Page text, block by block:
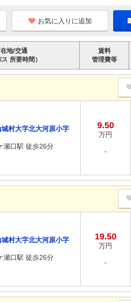
お気に入りに追加
地/交通
ス 所要時間）
賃料
管理費等
村大字北大河原小字
瀬口駅 徒歩26分
9.50
万円
-
村大字北大河原小字
瀬口駅 徒歩26分
19.50
万円
-